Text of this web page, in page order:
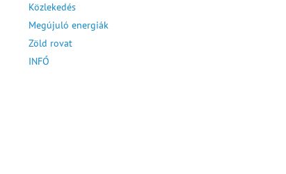
Közlekedés
Megújuló energiák
Zöld rovat
INFÓ